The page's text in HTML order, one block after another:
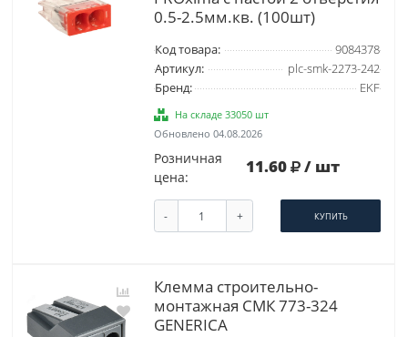
0.5-2.5мм.кв. (100шт)
Код товара:
9084378
Артикул:
plc-smk-2273-242
Бренд:
EKF
На складе 33050 шт
Обновлено 04.08.2026
Розничная
цена:
11.60 / шт
- + КУПИТЬ
Клемма строительно-
монтажная СМК 773-324
GENERICA